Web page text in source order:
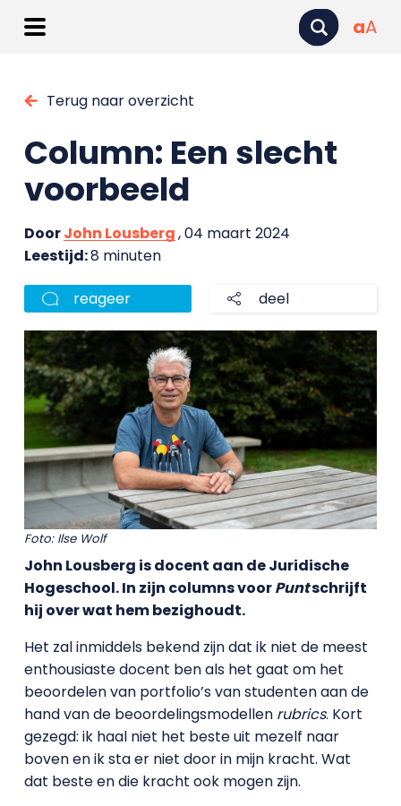
aA
Terug naar overzicht
Column: Een slecht
voorbeeld
DoorJohn Lousberg, 04 maart 2024
Leestijd:8 minuten
reageer deel
Foto: Ilse Wolf
John Lousberg is docent aan de Juridische
Hogeschool. In zijn columns voorPuntschrijft
hij over wat hem bezighoudt.
Het zal inmiddels bekend zijn dat ik niet de meest
enthousiaste docent ben als het gaat om het
beoordelen van portfolio’s van studenten aan de
hand van de beoordelingsmodellen rubrics. Kort
gezegd: ik haal niet het beste uit mezelf naar
boven en ik sta er niet door in mijn kracht. Wat
dat beste en die kracht ook mogen zijn.